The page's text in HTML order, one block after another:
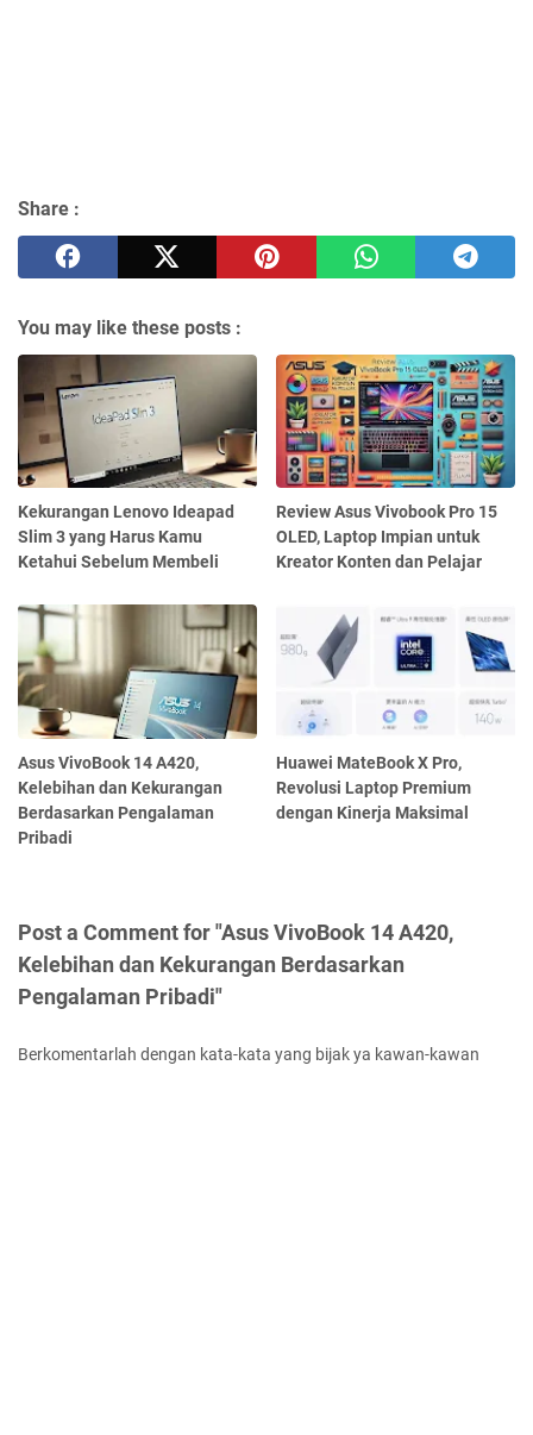
Share :
You may like these posts :
Kekurangan Lenovo Ideapad
Slim 3 yang Harus Kamu
Ketahui Sebelum Membeli
Review Asus Vivobook Pro 15
OLED, Laptop Impian untuk
Kreator Konten dan Pelajar
Asus VivoBook 14 A420,
Kelebihan dan Kekurangan
Berdasarkan Pengalaman
Pribadi
Huawei MateBook X Pro,
Revolusi Laptop Premium
dengan Kinerja Maksimal
Post a Comment for "Asus VivoBook 14 A420,
Kelebihan dan Kekurangan Berdasarkan
Pengalaman Pribadi"
Berkomentarlah dengan kata-kata yang bijak ya kawan-kawan